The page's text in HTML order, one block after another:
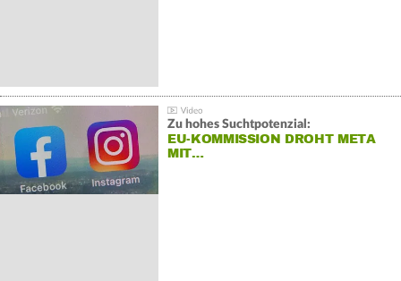
Zu hohes Suchtpotenzial:
EU-KOMMISSION DROHT META
MIT…